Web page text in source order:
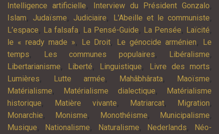
Intelligence artificielle, Interview du Président Gonzalo,
Islam, Judaïsme, Judiciaire, L'Abeille et le communiste,
L’espace, La falsafa, La Pensé-Guide, La Pensée, Laïcité,
le « ready made », Le Droit, Le génocide arménien,
Le
temps, Les communes populaires, Libéralisme,
Libertarianisme, Liberté, Linguistique, Livre des morts,
Lumières, Lutte armée, Mahâbhârata, Maoïsme,
Matérialisme, Matérialisme dialectique,
Matérialisme
historique, Matière vivante, Matriarcat, Migration,
Monarchie, Monisme, Monothéisme, Municipalisme,
Musique, Nationalisme, Naturalisme, Nederlands,
Néo-